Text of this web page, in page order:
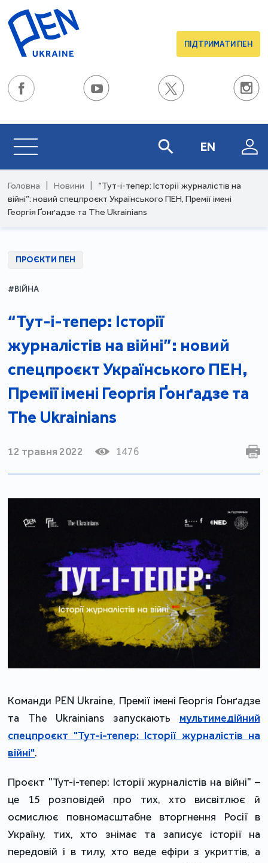
ПІДТРИМАТИ ПЕН
EN
Головна Новини
“Тут-і-тепер: Історії журналістів на
війні”: новий спецпроєкт Українського ПЕН, Премії імені
Георгія Ґонґадзе та The Ukrainians
ПРОЄКТИ ПЕН
#ВІЙНА
“Тут-і-тепер: Історії
журналістів на війні”: новий
спецпроєкт Українського ПЕН,
Премії імені Георгія Ґонґадзе та
The Ukrainians
12 травня 2022 1476
Команди PEN Ukraine, Премії імені Георгія Ґонґадзе
та The Ukrainians запускають мультимедійний
спецпроєкт "Тут-і-тепер: Історії журналістів на
війні".
Проєкт "Тут-і-тепер: Історії журналістів на війні" –
це 15 розповідей про тих, хто висвітлює й
осмислює повномасштабне вторгнення Росії в
Україну, тих, хто знімає та записує історії на
передовій і в тилу, хто веде ефіри з укриттів, а